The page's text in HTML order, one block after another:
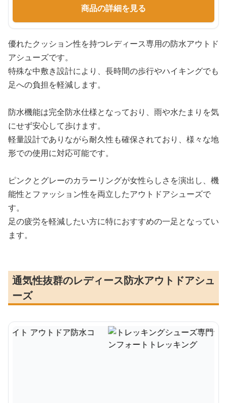
商品の詳細を見る
優れたクッション性を持つレディース専用の防水アウトド
アシューズです。
特殊な中敷き設計により、長時間の歩行やハイキングでも
足への負担を軽減します。
防水機能は完全防水仕様となっており、雨や水たまりを気
にせず安心して歩けます。
軽量設計でありながら耐久性も確保されており、様々な地
形での使用に対応可能です。
ピンクとグレーのカラーリングが女性らしさを演出し、機
能性とファッション性を両立したアウトドアシューズで
す。
足の疲労を軽減したい方に特におすすめの一足となってい
ます。
通気性抜群のレディース防水アウトドアシュ
ーズ